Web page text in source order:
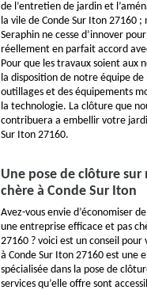
de l’entretien de jardin et
la vile de Conde Sur Iton 27160
Seraphin ne cesse d’innover
réellement en parfait accord
Pour que les travaux soient aux
la disposition de notre équipe de
outillages et des équipements
la technologie. La clôture que
contribuera a embellir votre
Sur Iton 27160.
Une pose de clôture sur
chère à Conde Sur Iton
Avez-vous envie d’économiser
une entreprise efficace et pas
27160 ? voici est un conseil pour
à Conde Sur Iton 27160 est une
spécialisée dans la pose de
services qu’elle offre sont